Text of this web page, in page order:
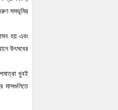
সমভূমির
হয় এবং
উৎসবের
খুবই
মাসগুলিতে